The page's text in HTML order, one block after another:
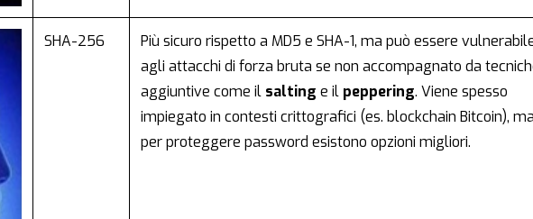
SHA-256
Più sicuro rispetto a MD5 e SHA-1, ma può essere
agli attacchi di forza bruta se non accompagnato da
aggiuntive come il salting e il peppering. Viene spesso
impiegato in contesti crittografici (es. blockchain Bitcoin), ma
per proteggere password esistono opzioni migliori.